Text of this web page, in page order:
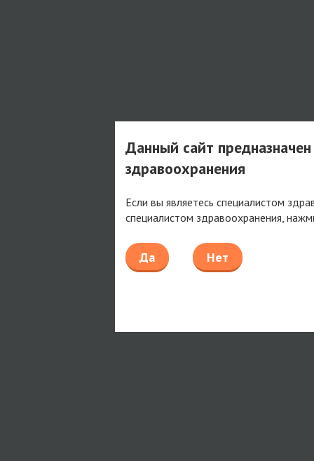
Данный сайт
здравоохранения
Если вы являетесь специалистом
специалистом здравоохранения,
Да Нет